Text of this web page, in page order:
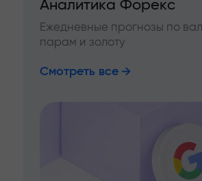
Аналитика Форекс
Ежедневные прогнозы по
парам и золоту
Смотреть все